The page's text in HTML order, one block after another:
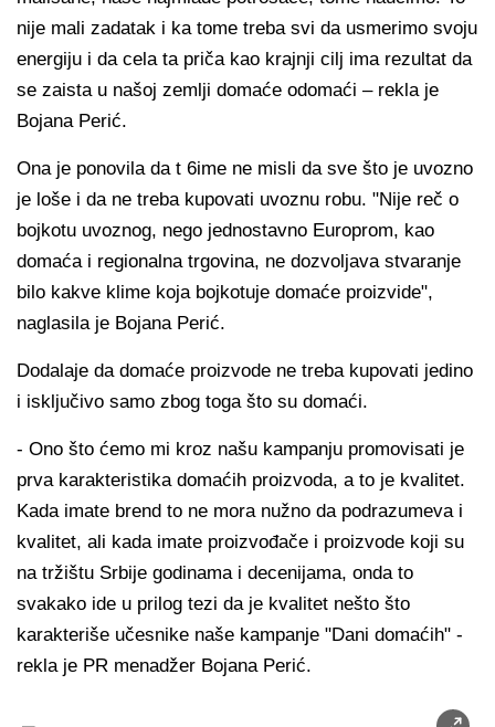
nije mali zadatak i ka tome treba svi da usmerimo svoju
energiju i da cela ta priča kao krajnji cilj ima rezultat da
se zaista u našoj zemlji domaće odomaći – rekla je
Bojana Perić.
Ona je ponovila da t 6ime ne misli da sve što je uvozno
je loše i da ne treba kupovati uvoznu robu. "Nije reč o
bojkotu uvoznog, nego jednostavno Europrom, kao
domaća i regionalna trgovina, ne dozvoljava stvaranje
bilo kakve klime koja bojkotuje domaće proizvide",
naglasila je Bojana Perić.
Dodalaje da domaće proizvode ne treba kupovati jedino
i isključivo samo zbog toga što su domaći.
- Ono što ćemo mi kroz našu kampanju promovisati je
prva karakteristika domaćih proizvoda, a to je kvalitet.
Kada imate brend to ne mora nužno da podrazumeva i
kvalitet, ali kada imate proizvođače i proizvode koji su
na tržištu Srbije godinama i decenijama, onda to
svakako ide u prilog tezi da je kvalitet nešto što
karakteriše učesnike naše kampanje "Dani domaćih" -
rekla je PR menadžer Bojana Perić.